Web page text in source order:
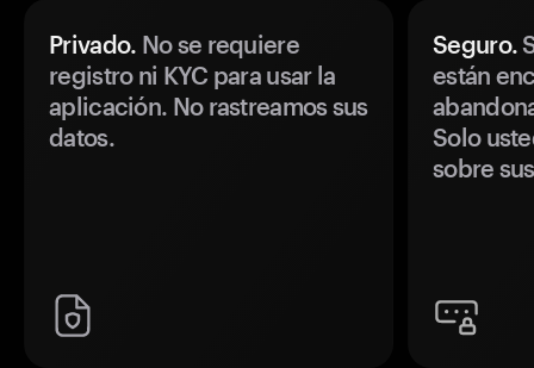
Privado. No se requiere
registro ni KYC para usar la
aplicación. No rastreamos sus
datos.
Seguro.
están
Solo
sobre